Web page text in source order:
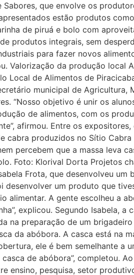
que envolve os
estão produtos
de piruá e bolo com
produtos integrais, sem
para fazer novos
Valorização da produção local
Local de Alimentos de
municipal de Agricultura,
“Nosso objetivo é unir os
de alimentos, com os
afirmou. Entre os
cabra produzidos no Sítio Cabra
percebem que a massa leva
Foto: Klorival Dorta Projetos
Frota, que desenvolveu
desenvolver um produto que
alimentar. A gente escolheu a
explicou. Segundo Isabela,
na preparação de um
da abóbora. A casca está na
ele é bem semelhante a
de abóbora”, completou.
ensino, pesquisa, setor